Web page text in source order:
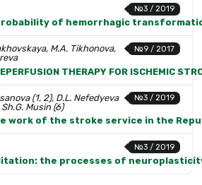
№3 / 2019
of hemorrhagic
№9 / 2017
M.A. Tikhonova,
THERAPY FOR ISCHEMIC
№3 / 2019
(1, 2), D.L. Nefedyeva
Musin (6)
work of the stroke service in the
№3 / 2019
the processes of